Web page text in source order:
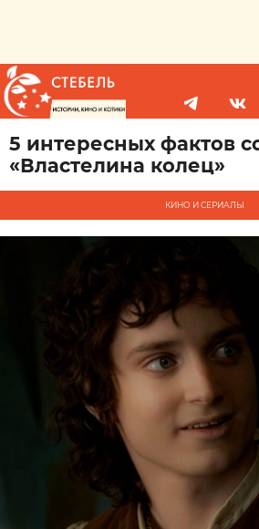
5 интересных фактов
«Властелина колец»
КИНО И СЕРИАЛЫ